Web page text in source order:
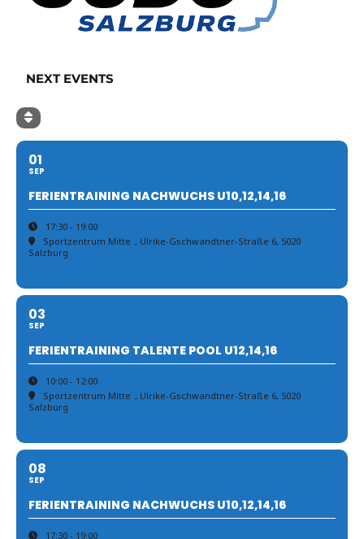
NEXT EVENTS
01
SEP
FERIENTRAINING NACHWUCHS U10,12,14,16
17:30 - 19:00
Sportzentrum Mitte , Ulrike-Gschwandtner-Straße 6, 5020
Salzburg
03
SEP
FERIENTRAINING TALENTE POOL U12,14,16
10:00 - 12:00
Sportzentrum Mitte , Ulrike-Gschwandtner-Straße 6, 5020
Salzburg
08
SEP
FERIENTRAINING NACHWUCHS U10,12,14,16
17:30 - 19:00